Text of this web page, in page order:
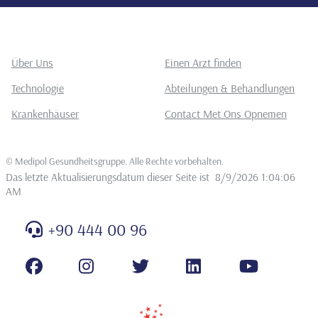
Über Uns
Einen Arzt finden
Technologie
Abteilungen & Behandlungen
Krankenhäuser
Contact Met Ons Opnemen
© Medipol Gesundheitsgruppe. Alle Rechte vorbehalten
Das letzte Aktualisierungsdatum dieser Seite ist 8/9/2026 1:04:06
AM
+90 444 00 96